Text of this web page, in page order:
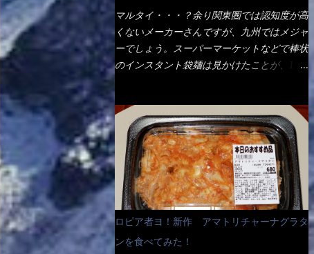
収まったし満足達成度100％ 苦しいと云う事
も無いな！ まだ鶏天1個位は入りそうだ
ね。 と云う事で、今回＜釜揚げうどんの湯
無し＞を試したら、確...
Amazonで1280円と云った感じです。 で私
は幾らで、メガドンキでゲットしたかって？
それは非常に言いづらい・・・色々と各方面
へ忖度して、激安だったとだけ申し上げまし
ほど茹で上げた状態です。 当家には、高齢
者がいるので少し柔らかく・・・ 茹で上が
った饂飩は、お店の饂飩に比べ＜細い＞で
す。 どちらかと云えば、稲庭饂飩的な太さ
ですね。 さてこれを、どの様に食べるか？
長葱無かったので、玉葱を刻んで八王子ラー
メン風月見つけうどん！ 冷やし釜あげうど
ん～です。 ラーメン丼に、冷水を軽く張っ
て饂飩を盛り付け、お椀に昆布出汁つゆと長
は、メイン（主流は1,000超）＋定食セット
350円程と値段的には、それ程では安い訳で
も無いが、客足が絶えない人気店である。
そんなメニューのなかで、リーズナブルで頂
が・・・今も変わらないと思うけど・・・
これが出てくると、カウンター中からOH～
と声が飛ぶ！ 写真は、キャベツ少なめでお
願いしています。 皿のサイズは、直径30cm
ほどあります。 そこにドカ盛のキャベツと
御飯にカレーがかかっています。 カレーは
辛く無く、食べやすいタイプです。 それじ
ゃ～カツは、ハムカツ程度の薄さだろう？と
思われるかもしれないが・・・違う！ チャ
マルタイ・・・？余り関東圏では認知度が高
くないメーカーさんですが、九州ではメジャ
ーでしょう。スーパーマーケットなどで棒状
のインスタント袋麺は見かけたことが、1度
になった乾麺が普通でしょう。マルタイでは
＜棒状＞なのです。 素麺や日本蕎麦などの
乾麺と一緒ですね！ そんなマルタイ棒状ラ
ーメンを、OKストアで見かけ思わず手に取
って買い物篭へ 坦々まぜそばと＜数量限定
＞宮崎辛麺風ラーメン オーッといきなり私
の胃袋をグサッと・・・・ 棒状インスタン
トラーメンのデビューが決まりました。
か・ら・め・ん・辛麺！ 宮崎辛麺はチャル
ロピア者ヨ！新作 アマトリチャーナグラタ
ンを食べてみた！